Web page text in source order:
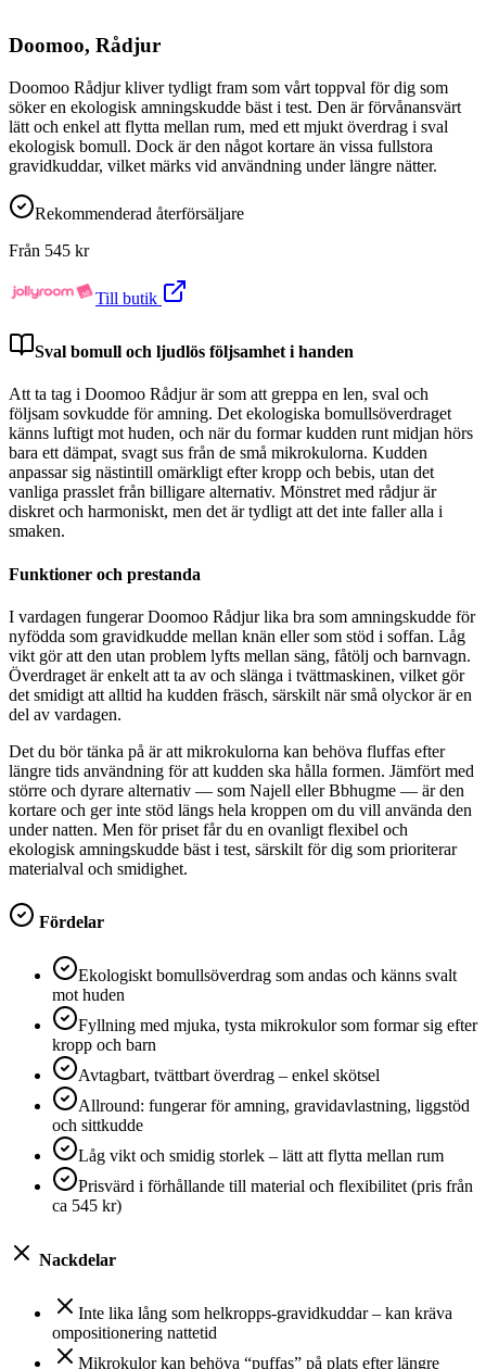
Doomoo, Rådjur
Doomoo Rådjur kliver tydligt fram som vårt toppval för dig som
söker en ekologisk amningskudde bäst i test. Den är förvånansvärt
lätt och enkel att flytta mellan rum, med ett mjukt överdrag i sval
ekologisk bomull. Dock är den något kortare än vissa fullstora
gravidkuddar, vilket märks vid användning under längre nätter.
Rekommenderad återförsäljare
Från 545 kr
Till butik
Sval bomull och ljudlös följsamhet i handen
Att ta tag i Doomoo Rådjur är som att greppa en len, sval och
följsam sovkudde för amning. Det ekologiska bomullsöverdraget
känns luftigt mot huden, och när du formar kudden runt midjan hörs
bara ett dämpat, svagt sus från de små mikrokulorna. Kudden
anpassar sig nästintill omärkligt efter kropp och bebis, utan det
vanliga prasslet från billigare alternativ. Mönstret med rådjur är
diskret och harmoniskt, men det är tydligt att det inte faller alla i
smaken.
Funktioner och prestanda
I vardagen fungerar Doomoo Rådjur lika bra som amningskudde för
nyfödda som gravidkudde mellan knän eller som stöd i soffan. Låg
vikt gör att den utan problem lyfts mellan säng, fåtölj och barnvagn.
Överdraget är enkelt att ta av och slänga i tvättmaskinen, vilket gör
det smidigt att alltid ha kudden fräsch, särskilt när små olyckor är en
del av vardagen.
Det du bör tänka på är att mikrokulorna kan behöva fluffas efter
längre tids användning för att kudden ska hålla formen. Jämfört med
större och dyrare alternativ — som Najell eller Bbhugme — är den
kortare och ger inte stöd längs hela kroppen om du vill använda den
under natten. Men för priset får du en ovanligt flexibel och
ekologisk amningskudde bäst i test, särskilt för dig som prioriterar
materialval och smidighet.
Fördelar
Ekologiskt bomullsöverdrag som andas och känns svalt
mot huden
Fyllning med mjuka, tysta mikrokulor som formar sig efter
kropp och barn
Avtagbart, tvättbart överdrag – enkel skötsel
Allround: fungerar för amning, gravidavlastning, liggstöd
och sittkudde
Låg vikt och smidig storlek – lätt att flytta mellan rum
Prisvärd i förhållande till material och flexibilitet (pris från
ca 545 kr)
Nackdelar
Inte lika lång som helkropps-gravidkuddar – kan kräva
ompositionering nattetid
Mikrokulor kan behöva “puffas” på plats efter längre